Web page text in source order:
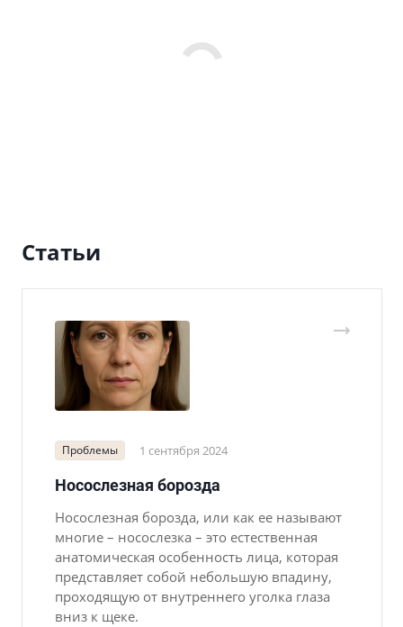
Статьи
Проблемы 1 сентября 2024
Носослезная борозда
Носослезная борозда, или как ее называют
многие – носослезка – это естественная
анатомическая особенность лица, которая
представляет собой небольшую впадину,
проходящую от внутреннего уголка глаза
вниз к щеке.